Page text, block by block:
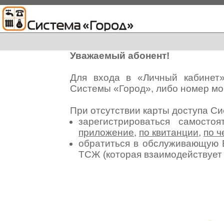
Уважаемый абонент!
Для входа в «Личный
Системы «Город», либо номер
При отсутствии карты доступа
зарегистрироваться
приложение, по квитанции, по
обратиться в
ТСЖ (которая